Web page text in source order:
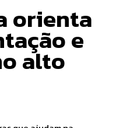
orienta
e
alto